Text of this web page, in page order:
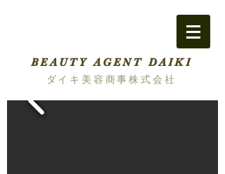
BEAUTY AGENT DAIKI
ダイキ美容商事株式会社